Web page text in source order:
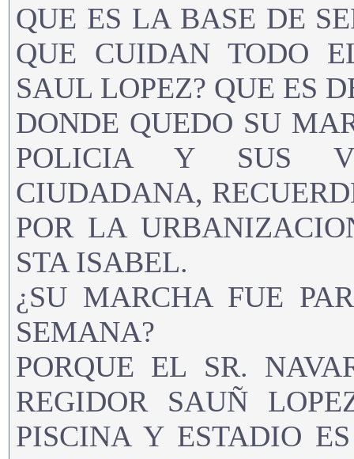
QUE ES LA BASE DE
QUE CUIDAN TODO
SAUL LOPEZ? QUE ES
DONDE QUEDO SU
POLICIA Y SUS
CIUDADANA,
POR LA
STA ISABEL.
¿SU MARCHA FUE
SEMANA?
PORQUE EL SR.
REGIDOR SAUÑ
PISCINA Y ESTADIO